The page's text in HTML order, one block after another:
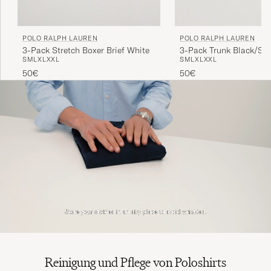
Riktig bra i storlek och kvalitet
POLO RALPH LAUREN
3-Pack Stretch Boxer Brief White
SMLXLXXL
50€
POLO RALPH LAUREN
3-Pack Trunk Black/
SMLXLXXL
50€
Reinigung und Pflege von Poloshirts